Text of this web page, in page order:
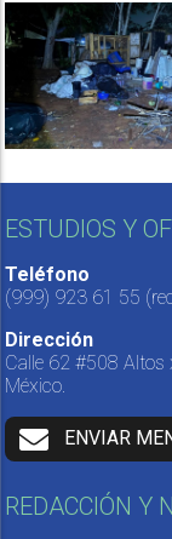
ESTUDIOS Y
Teléfono
(999) 923 61 55
Dirección
Calle 62 #508 Altos
México.
ENVIAR
REDACCIÓN Y